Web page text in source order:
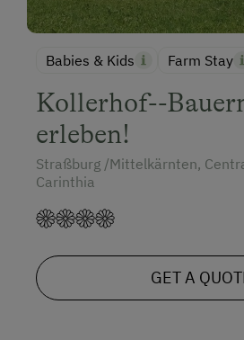
Babies & Kids Farm Stay
Kollerhof--
erleben!
Straßburg /Mittelkärnten,
Carinthia
GET A